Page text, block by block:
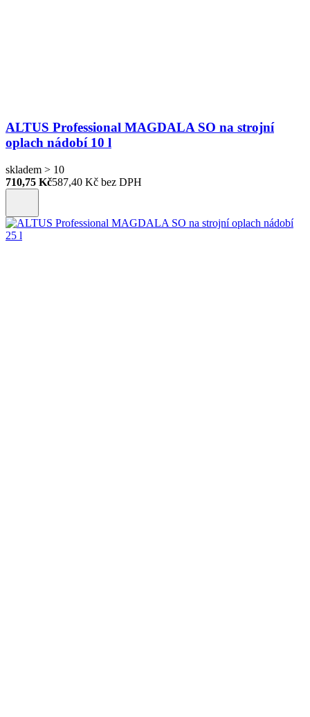
ALTUS Professional MAGDALA SO na strojní
oplach nádobí 10 l
skladem > 10
710,75 Kč587,40 Kč bez DPH